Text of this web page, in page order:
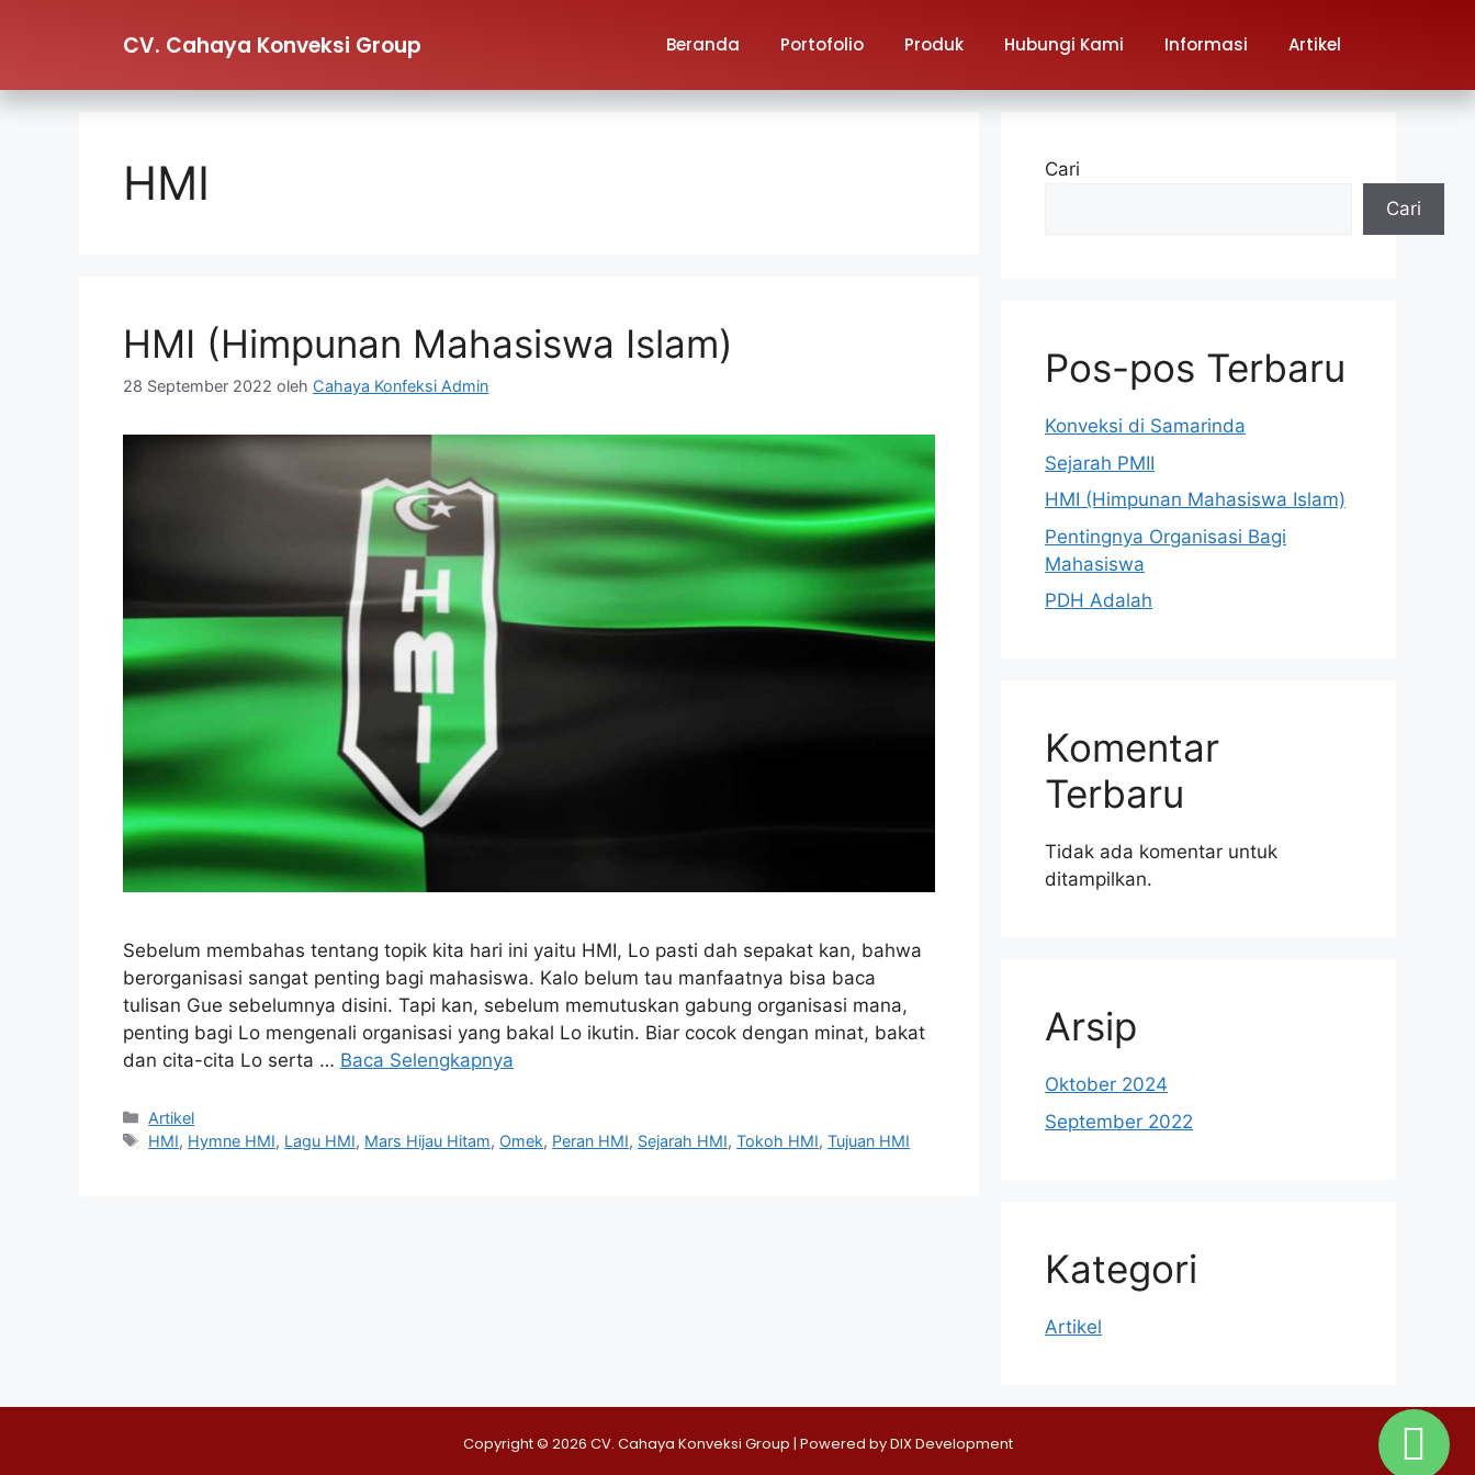
CV. Cahaya Konveksi Group Beranda Portofolio Produk Hubungi Kami Informasi Artikel
HMI
HMI (Himpunan Mahasiswa Islam)
28 September 2022 oleh Cahaya Konfeksi Admin
Sebelum membahas tentang topik kita hari ini yaitu HMI, Lo pasti dah sepakat kan, bahwa
berorganisasi sangat penting bagi mahasiswa. Kalo belum tau manfaatnya bisa baca
tulisan Gue sebelumnya disini. Tapi kan, sebelum memutuskan gabung organisasi mana,
penting bagi Lo mengenali organisasi yang bakal Lo ikutin. Biar cocok dengan minat, bakat
dan cita-cita Lo serta … Baca Selengkapnya
Artikel
HMI, Hymne HMI, Lagu HMI, Mars Hijau Hitam, Omek, Peran HMI, Sejarah HMI,Tokoh HMI,Tujuan HMI
Cari
Cari
Pos-pos Terbaru
Konveksi di Samarinda
Sejarah PMII
HMI (Himpunan Mahasiswa Islam)
Pentingnya Organisasi Bagi
Mahasiswa
PDH Adalah
Komentar
Terbaru
Tidak ada komentar untuk
ditampilkan.
Arsip
Oktober 2024
September 2022
Kategori
Artikel
Copyright © 2026 CV. Cahaya Konveksi Group | Powered byDIX Development